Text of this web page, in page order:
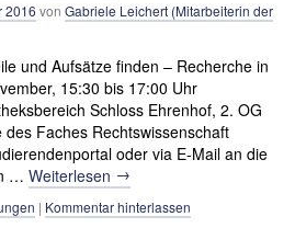
2016 von Gabriele Leichert (Mitarbeiterin der
und Aufsätze finden – Recherche in
15:30 bis 17:00 Uhr
Schloss Ehrenhof, 2. OG
Faches Rechtswissenschaft
oder via E-Mail an die
… Weiterlesen →
| Kommentar hinterlassen